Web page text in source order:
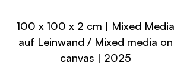
100 x 100 x 2 cm | Mixed Media
auf Leinwand / Mixed media on
canvas | 2025